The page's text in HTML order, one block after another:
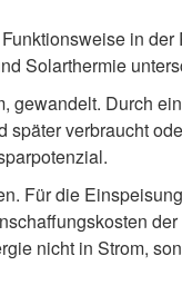
in
Solarthermie
gewandelt. Durch
später verbraucht
Für die
nicht in Strom,